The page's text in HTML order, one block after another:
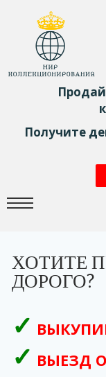
Получите
ХОТИТЕ
ДОРОГО?
ВЫЕЗД